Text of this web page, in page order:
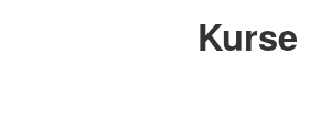
Kurse